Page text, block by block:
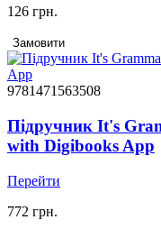
126 грн.
Замовити
9781471563508
Підручник It's
with Digibooks App
Перейти
772 грн.